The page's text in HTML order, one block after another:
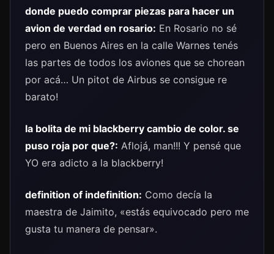
donde puedo comprar piezas para hacer un
avion de verdad en rosario: En Rosario no sé
pero en Buenos Aires en la calle Warnes tenés
las partes de todos los aviones que se chorean
por acá… Un pitot de Airbus se consigue re
barato!
la bolita de mi blackberry cambio de color. se
puso roja por que?: Aflojá, man!!! Y pensé que
YO era adicto a la blackberry!
definition of indefinition: Como decía la
maestra de Jaimito, «estás equivocado pero me
gusta tu manera de pensar».